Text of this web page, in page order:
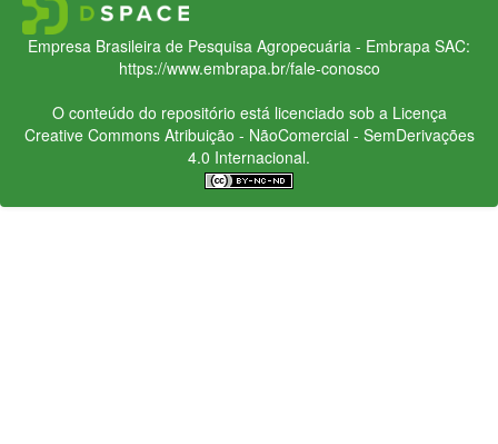
Empresa Brasileira de Pesquisa Agropecuária - Embrapa SAC:
https://www.embrapa.br/fale-conosco
O conteúdo do repositório está licenciado sob a Licença
Creative CommonsAtribuição - NãoComercial - SemDerivações
4.0 Internacional.